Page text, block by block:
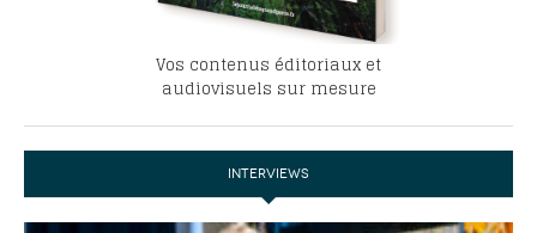
Vos contenus éditoriaux et
audiovisuels sur mesure
INTERVIEWS